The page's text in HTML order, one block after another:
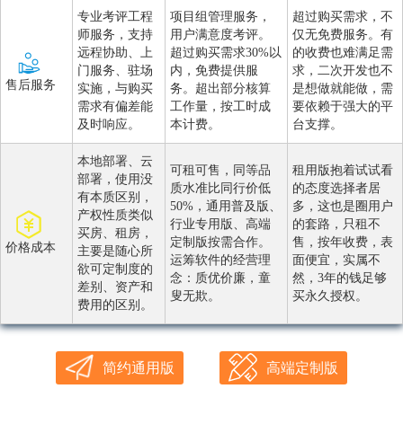
售后服务
专业考评工程
师服务，支持
远程协助、上
门服务、驻场
实施，与购买
需求有偏差能
及时响应。
项目组管理服务，
用户满意度考评。
超过购买需求30%以
内，免费提供服
务。超出部分核算
工作量，按工时成
本计费。
超过购买需求，不
仅无免费服务。有
的收费也难满足需
求，二次开发也不
是想做就能做，需
要依赖于强大的平
台支撑。
价格成本
本地部署、云
部署，使用没
有本质区别，
产权性质类似
买房、租房，
主要是随心所
欲可定制度的
差别、资产和
费用的区别。
可租可售，同等品
质水准比同行价低
50%，通用普及版、
行业专用版、高端
定制版按需合作。
运筹软件的经营理
念：质优价廉，童
叟无欺。
租用版抱着试试看
的态度选择者居
多，这也是圈用户
的套路，只租不
售，按年收费，表
面便宜，实属不
然，3年的钱足够
买永久授权。
简约通用版 高端定制版